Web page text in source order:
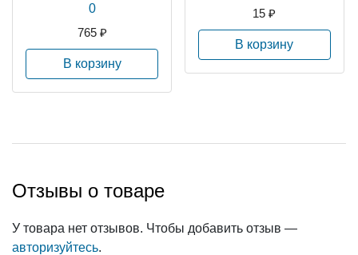
0
765 ₽
В корзину
15 ₽
В корзину
Отзывы о товаре
У товара нет отзывов. Чтобы добавить отзыв —
авторизуйтесь.